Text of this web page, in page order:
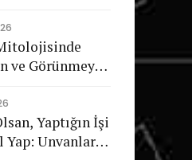
ve Görünmeyen
Yaptığın İşi
Unvanların